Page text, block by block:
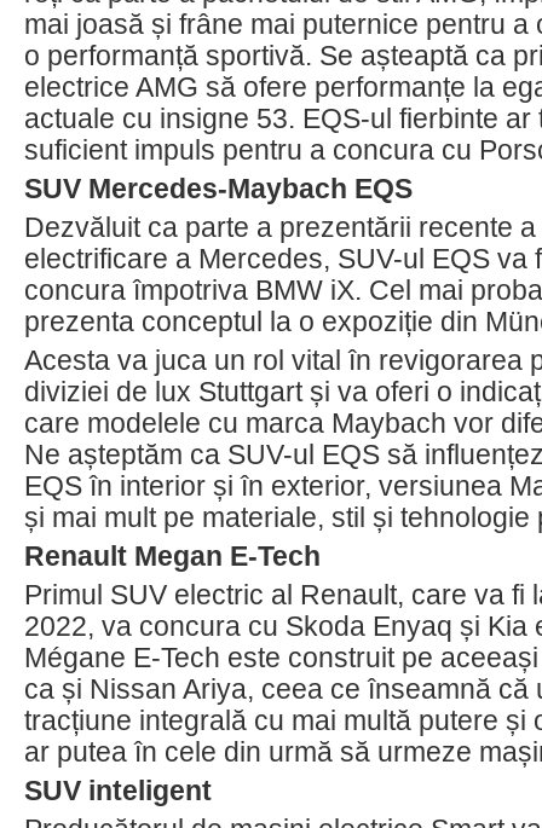
mai joasă și frâne mai puternice pentru a
o performanță sportivă. Se așteaptă ca
electrice AMG să ofere performanțe la
actuale cu insigne 53. EQS-ul fierbinte
suficient impuls pentru a concura cu
SUV Mercedes-Maybach EQS
Dezvăluit ca parte a prezentării recente
electrificare a Mercedes, SUV-ul EQS va
concura împotriva BMW iX. Cel mai
prezenta conceptul la o expoziție din
Acesta va juca un rol vital în revigorarea
diviziei de lux Stuttgart și va oferi o
care modelele cu marca Maybach vor
Ne așteptăm ca SUV-ul EQS să
EQS în interior și în exterior, versiunea
și mai mult pe materiale, stil și tehnologie
Renault Megan E-Tech
Primul SUV electric al Renault, care va fi
2022, va concura cu Skoda Enyaq și Kia
Mégane E-Tech este construit pe
ca și Nissan Ariya, ceea ce înseamnă că
tracțiune integrală cu mai multă putere și
ar putea în cele din urmă să urmeze
SUV inteligent